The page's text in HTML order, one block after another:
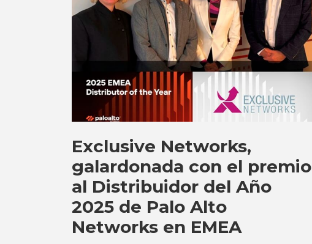
Exclusive Networks,
galardonada con el premio
al Distribuidor del Año
2025 de Palo Alto
Networks en EMEA